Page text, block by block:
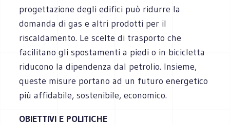
progettazione degli edifici può ridurre la
domanda di gas e altri prodotti per il
riscaldamento. Le scelte di trasporto che
facilitano gli spostamenti a piedi o in bicicletta
riducono la dipendenza dal petrolio. Insieme,
queste misure portano ad un futuro energetico
più affidabile, sostenibile, economico.
OBIETTIVI E POLITICHE